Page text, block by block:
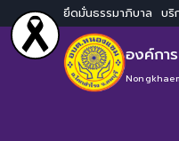
ยึดมั่นธรรมาภิบาล บริ
องค์กา